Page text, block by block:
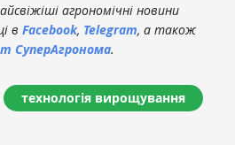
агрономічні новини
в Facebook, Telegram, а також
СуперАгронома.
технологія вирощування